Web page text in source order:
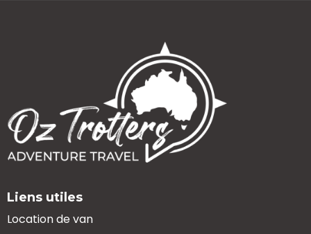
Liens utiles
Location de van